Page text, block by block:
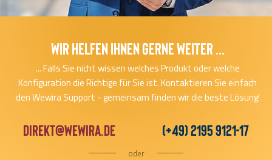
Wir helfen Ihnen gerne Weiter ...
... Falls Sie nicht wissen welches Produkt oder welche
Konfiguration die Richtige für Sie ist. Kontaktieren Sie einfach
den Wewira Support - gemeinsam finden wir die beste Lösung!
direkt@wewira.de (+49) 2195 9121-17
oder